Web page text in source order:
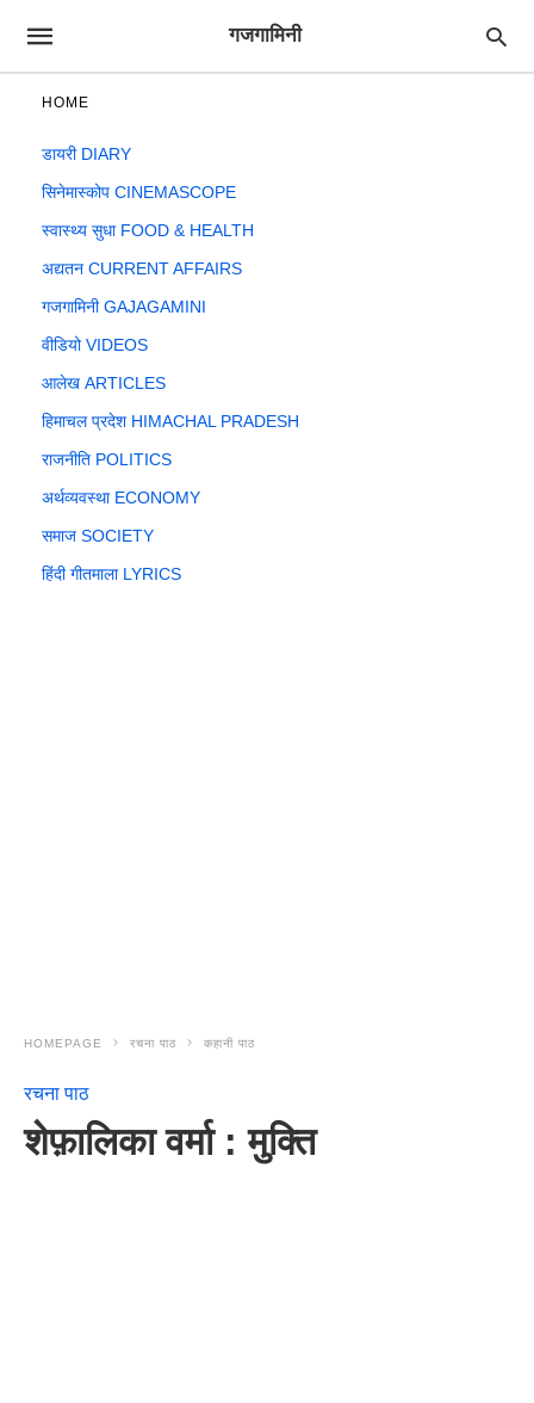
गजगामिनी
HOME
डायरी DIARY
सिनेमास्कोप CINEMASCOPE
स्वास्थ्य सुधा FOOD & HEALTH
अद्यतन CURRENT AFFAIRS
गजगामिनी GAJAGAMINI
वीडियो VIDEOS
आलेख ARTICLES
हिमाचल प्रदेश HIMACHAL PRADESH
राजनीति POLITICS
अर्थव्यवस्था ECONOMY
समाज SOCIETY
हिंदी गीतमाला LYRICS
HOMEPAGE रचना पाठ कहानी पाठ
रचना पाठ
शेफ़ालिका वर्मा : मुक्ति